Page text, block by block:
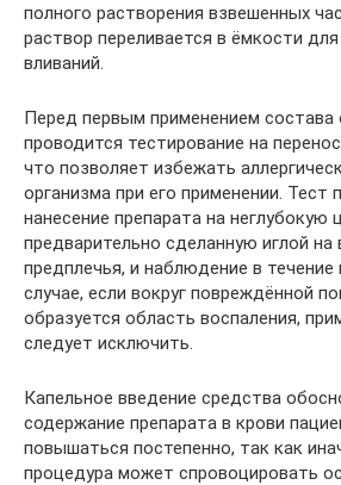
полного растворения взвешенных
раствор переливается в ёмкости
вливаний.
Перед первым применением состава
проводится тестирование на
что позволяет избежать
организма при его применении. Тест
нанесение препарата на неглубокую
предварительно сделанную иглой на
предплечья, и наблюдение в течение
случае, если вокруг повреждённой
образуется область воспаления,
следует исключить.
Капельное введение средства
содержание препарата в крови
повышаться постепенно, так как
процедура может спровоцировать